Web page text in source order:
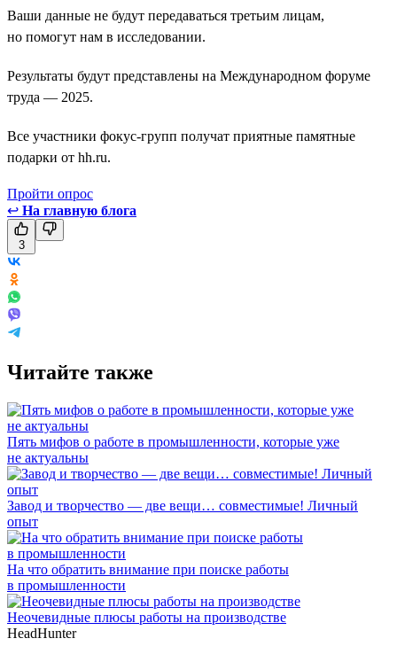
Ваши данные не будут передаваться третьим лицам,
но помогут нам в исследовании.
Результаты будут представлены на Международном форуме
труда — 2025.
Все участники фокус-групп получат приятные памятные
подарки от hh.ru.
Пройти опрос
↩ На главную блога
3
Читайте также
Пять мифов о работе в промышленности, которые уже
не актуальны
Завод и творчество — две вещи… совместимые! Личный
опыт
На что обратить внимание при поиске работы
в промышленности
Неочевидные плюсы работы на производстве
HeadHunter